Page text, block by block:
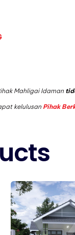
Mahligai Idaman
kelulusan Pihak